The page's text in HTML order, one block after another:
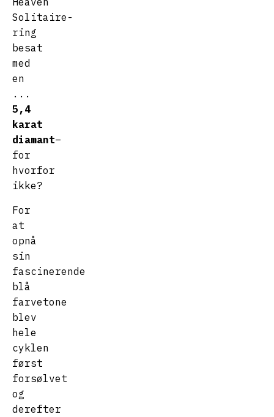
Solitaire-
ring
besat
med
en
...
5,4
karat
diamant–
for
hvorfor
ikke?
For
at
opnå
sin
fascinerende
blå
farvetone
blev
hele
cyklen
først
forsølvet
og
derefter